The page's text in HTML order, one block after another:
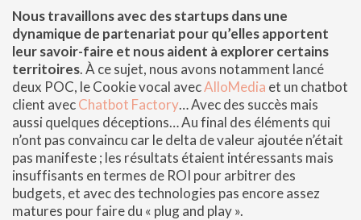
Nous travaillons avec des startups dans une
dynamique de partenariat pour qu’elles apportent
leur savoir-faire et nous aident à explorer certains
territoires. À ce sujet, nous avons notamment lancé
deux POC, le Cookie vocal avecAlloMedia et un chatbot
client avecChatbot Factory… Avec des succès mais
aussi quelques déceptions… Au final des éléments qui
n’ont pas convaincu car le delta de valeur ajoutée n’était
pas manifeste ; les résultats étaient intéressants mais
insuffisants en termes de ROI pour arbitrer des
budgets, et avec des technologies pas encore assez
matures pour faire du « plug and play ».